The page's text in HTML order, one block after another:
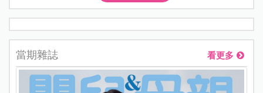
當期雜誌 看更多